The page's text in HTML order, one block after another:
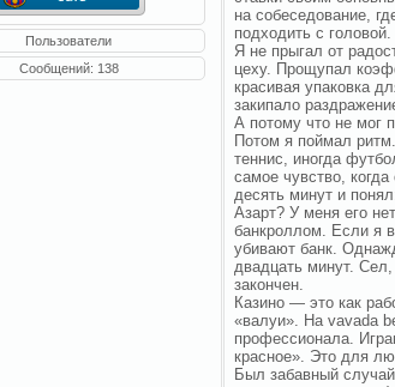
Пользователи
Сообщений: 138
на собеседование,
подходить с головой.
Я не прыгал от
цеху. Прощупал
красивая упаковка
закипало
А потому что не мог
Потом я поймал
теннис, иногда
самое чувство,
десять минут и
Азарт? У меня его
банкроллом. Если я
убивают банк.
двадцать минут.
закончен.
Казино — это как
«валуи». На vavada
профессионала.
красное». Это для
Был забавный